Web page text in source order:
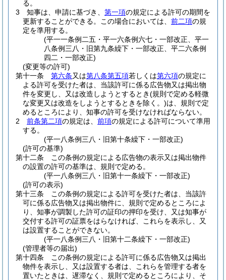
る。
3
知事は、申請に基づき、 第一項の規定による許可の期間を
更新することができる。
この場合においては、 前二項の規
定を準用する。
(平一一条例二五・平一六条例六七・一部改正、平一
八条例三八・旧第九条繰下・一部改正、平二六条例
四二・一部改正)
(変更等の許可)
第十一条
第六条又は第八条第五項若しくは第六項の規定に
よる許可を受けた者は、当該許可に係る広告物又は掲出物
件を変更し、又は改造しようとするとき(規則で定める軽微
な変更又は改造をしようとするときを除く。)は、規則で定
めるところにより、知事の許可を受けなければならない。
2
前条第二項の規定は、 前項の規定による許可について準用
する。
(平一八条例三八・旧第十条繰下・一部改正)
(許可の基準)
第十二条
この条例の規定による広告物の表示又は掲出物件
の設置の許可の基準は、規則で定める。
(平一八条例三八・旧第十一条繰下・一部改正)
(許可の表示)
第十三条
この条例の規定による許可を受けた者は、当該許
可に係る広告物又は掲出物件に、規則で定めるところによ
り、知事が調製した許可の証印の押印を受け、又は知事が
交付する許可の証票をはらなければ、これらを表示し、又
は設置することができない。
(平一八条例三八・旧第十二条繰下・一部改正)
(管理者等の届出)
第十四条
この条例の規定による許可に係る広告物又は掲出
物件を表示し、又は設置する者は、これらを管理する者を
置いたときは、遅滞なく、規則で定めるところにより、そ